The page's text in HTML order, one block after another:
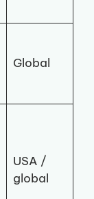
Global
USA /
global